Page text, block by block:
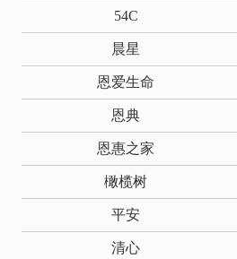
54C
晨星
恩爱生命
恩典
恩惠之家
橄榄树
平安
清心